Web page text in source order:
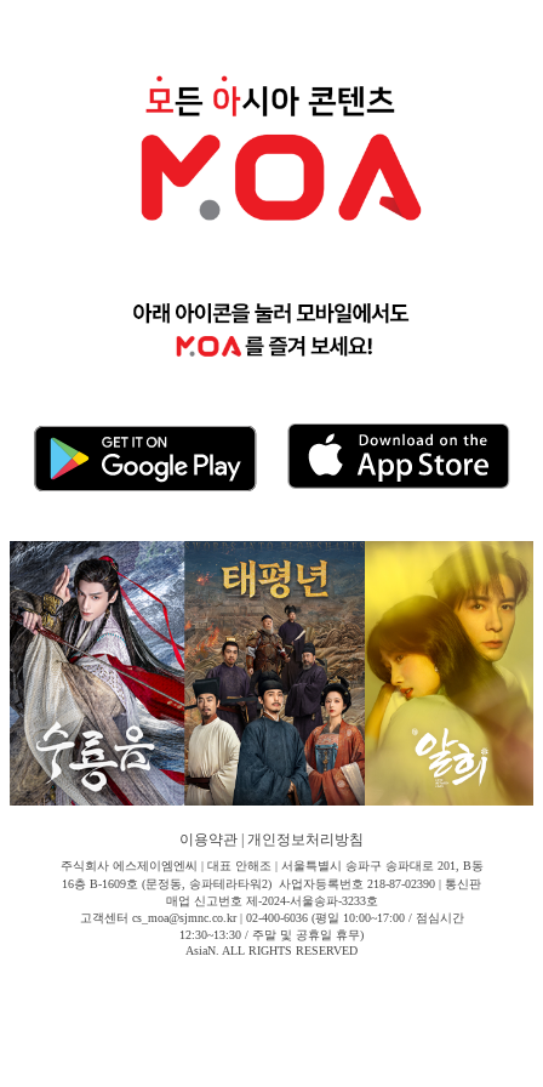
이용약관 개인정보처리방침
주식회사 에스제이엠엔씨 | 대표 안해조 | 서울특별시 송파구 송파대로 201, B동
16층 B-1609호 (문정동, 송파테라타워2) 사업자등록번호 218-87-02390 | 통신판
매업 신고번호 제-2024-서울송파-3233호
고객센터 cs_moa@sjmnc.co.kr | 02-400-6036 (평일 10:00~17:00 / 점심시간
12:30~13:30 / 주말 및 공휴일 휴무)
AsiaN. ALL RIGHTS RESERVED